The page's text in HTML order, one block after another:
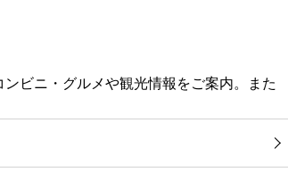
ビニ・グルメや観光情報をご案内。また